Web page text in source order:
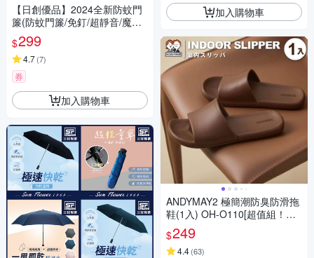
【日創優品】2024全新防蚊門
簾(防蚊門簾/免釘/超靜音/魔術
貼/)
$299
4.7(7)
券
加入購物車
加入購物車
ANDYMAY2 極簡潮防臭防滑拖
鞋(1入) OH-O110[超值組！任4
雙299]
$249
4.4(63)